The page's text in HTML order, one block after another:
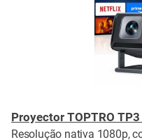
Proyector TOPTRO
Resolução nativa 1080p,